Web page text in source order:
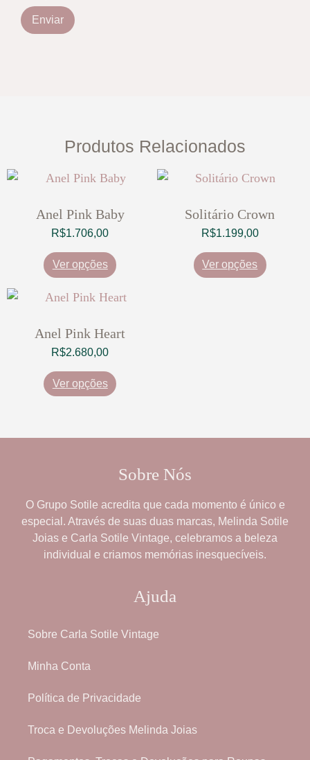
Produtos Relacionados
Anel Pink Baby
R$1.706,00
Ver opções
Solitário Crown
R$1.199,00
Ver opções
Anel Pink Heart
R$2.680,00
Ver opções
Sobre Nós
O Grupo Sotile acredita que cada momento é único e
especial. Através de suas duas marcas, Melinda Sotile
Joias e Carla Sotile Vintage, celebramos a beleza
individual e criamos memórias inesquecíveis.
Ajuda
Sobre Carla Sotile Vintage
Minha Conta
Política de Privacidade
Troca e Devoluções Melinda Joias